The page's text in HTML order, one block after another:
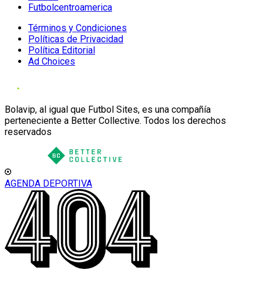
Futbolcentroamerica
Términos y Condiciones
Políticas de Privacidad
Política Editorial
Ad Choices
Bolavip, al igual que Futbol Sites, es una compañía
perteneciente a Better Collective. Todos los derechos
reservados
AGENDA DEPORTIVA